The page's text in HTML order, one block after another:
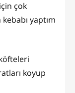
çok
yaptım
koyup